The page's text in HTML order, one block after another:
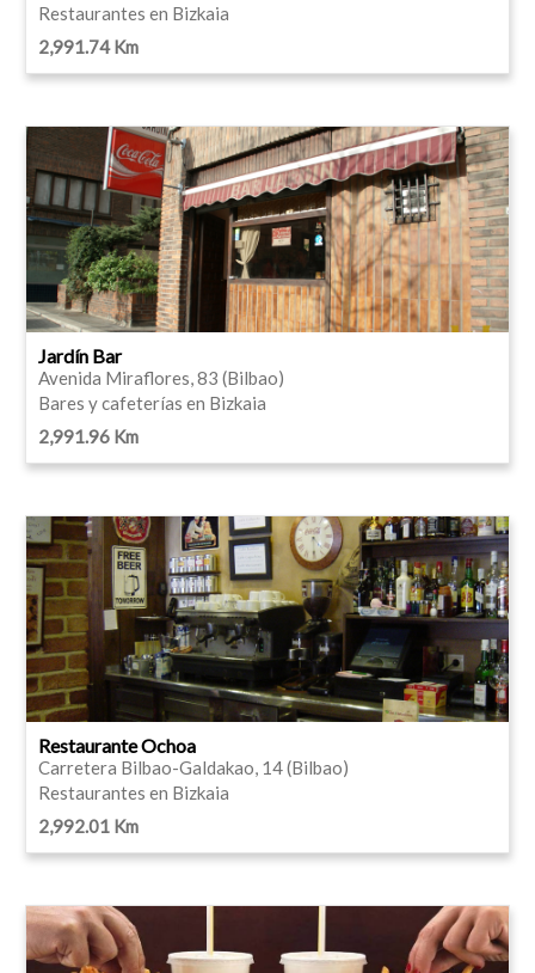
Restaurantes en Bizkaia
2,991.74 Km
Jardín Bar
Avenida Miraflores, 83 (Bilbao)
Bares y cafeterías en Bizkaia
2,991.96 Km
Restaurante Ochoa
Carretera Bilbao-Galdakao, 14 (Bilbao)
Restaurantes en Bizkaia
2,992.01 Km